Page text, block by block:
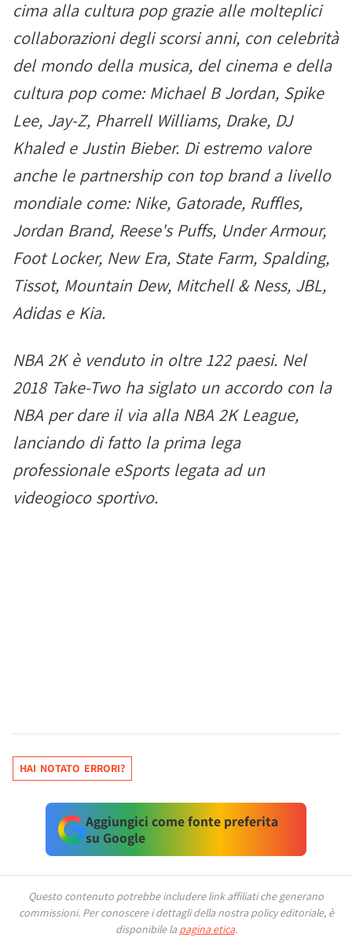
cima alla cultura pop grazie alle molteplici
collaborazioni degli scorsi anni, con celebrità
del mondo della musica, del cinema e della
cultura pop come: Michael B Jordan, Spike
Lee, Jay-Z, Pharrell Williams, Drake, DJ
Khaled e Justin Bieber. Di estremo valore
anche le partnership con top brand a livello
mondiale come: Nike, Gatorade, Ruffles,
Jordan Brand, Reese's Puffs, Under Armour,
Foot Locker, New Era, State Farm, Spalding,
Tissot, Mountain Dew, Mitchell & Ness, JBL,
Adidas e Kia.
NBA 2K è venduto in oltre 122 paesi. Nel
2018 Take-Two ha siglato un accordo con la
NBA per dare il via alla NBA 2K League,
lanciando di fatto la prima lega
professionale eSports legata ad un
videogioco sportivo.
HAI NOTATO ERRORI?
Aggiungici come fonte preferita
su Google
Questo contenuto potrebbe includere link affiliati che generano
commissioni. Per conoscere i dettagli della nostra policy editoriale, è
disponibile la pagina etica.